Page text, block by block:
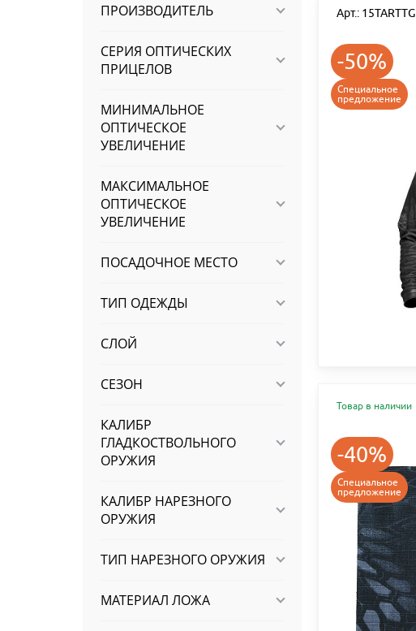
ПРОИЗВОДИТЕЛЬ
СЕРИЯ ОПТИЧЕСКИХ
ПРИЦЕЛОВ
МИНИМАЛЬНОЕ
ОПТИЧЕСКОЕ
УВЕЛИЧЕНИЕ
МАКСИМАЛЬНОЕ
ОПТИЧЕСКОЕ
УВЕЛИЧЕНИЕ
ПОСАДОЧНОЕ МЕСТО
ТИП ОДЕЖДЫ
СЛОЙ
СЕЗОН
КАЛИБР
ГЛАДКОСТВОЛЬНОГО
ОРУЖИЯ
КАЛИБР НАРЕЗНОГО
ОРУЖИЯ
ТИП НАРЕЗНОГО ОРУЖИЯ
МАТЕРИАЛ ЛОЖА
Арт.: 15TARTTG
-50%
Специальное
предложение
Товар в наличии
-40%
Специальное
предложение